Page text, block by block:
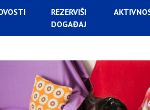
REZERVIŠI
DOGAĐAJ